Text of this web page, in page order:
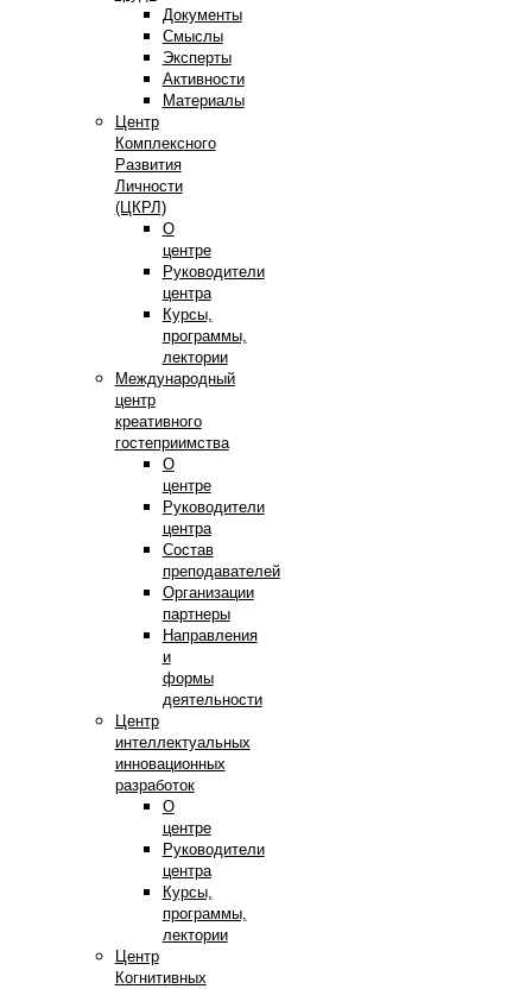
Документы
Смыслы
Эксперты
Активности
Материалы
Центр
Комплексного
Развития
Личности
(ЦКРЛ)
О
центре
Руководители
центра
Курсы,
программы,
лектории
Международный
центр
креативного
гостеприимства
О
центре
Руководители
центра
Состав
преподавателей
Организации
партнеры
Направления
и
формы
деятельности
Центр
интеллектуальных
инновационных
разработок
О
центре
Руководители
центра
Курсы,
программы,
лектории
Центр
Когнитивных